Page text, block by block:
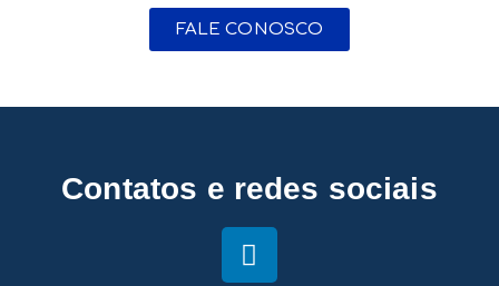
FALE CONOSCO
Contatos e redes sociais